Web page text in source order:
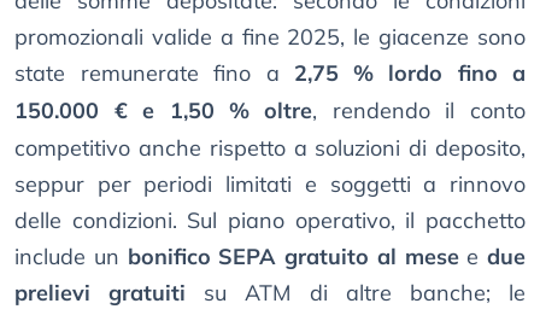
promozionali valide a fine 2025, le giacenze sono
state remunerate fino a 2,75 % lordo fino a
150.000 € e 1,50 % oltre, rendendo il conto
competitivo anche rispetto a soluzioni di deposito,
seppur per periodi limitati e soggetti a rinnovo
delle condizioni. Sul piano operativo, il pacchetto
include un bonifico SEPA gratuito al mesee due
prelievi gratuiti su ATM di altre banche; le